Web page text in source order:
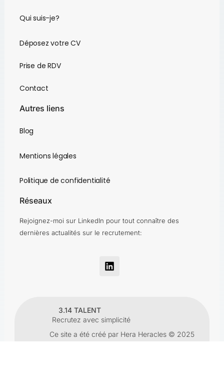
Qui suis-je?
Déposez votre CV
Prise de RDV
Contact
Autres liens
Blog
Mentions légales
Politique de confidentialité
Réseaux
Rejoignez-moi sur LinkedIn pour tout connaître des
dernières actualités sur le recrutement:
3.14 TALENT
Recrutez avec simplicité
Ce site a été créé par Hera Heracles © 2025